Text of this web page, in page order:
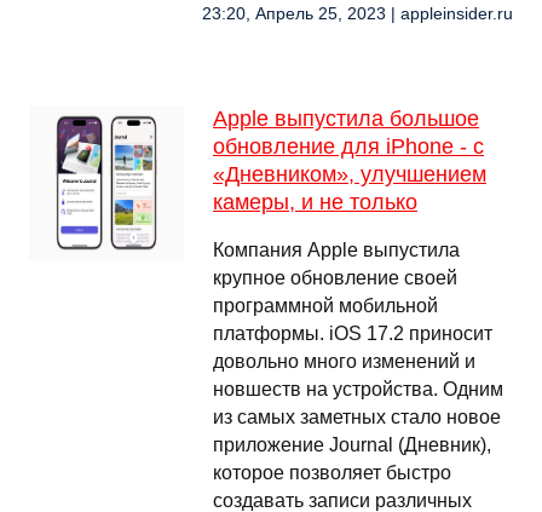
23:20, Апрель 25, 2023 | appleinsider.ru
Apple выпустила большое
обновление для iPhone - с
«Дневником», улучшением
камеры, и не только
Компания Apple выпустила
крупное обновление своей
программной мобильной
платформы. iOS 17.2 приносит
довольно много изменений и
новшеств на устройства. Одним
из самых заметных стало новое
приложение Journal (Дневник),
которое позволяет быстро
создавать записи различных